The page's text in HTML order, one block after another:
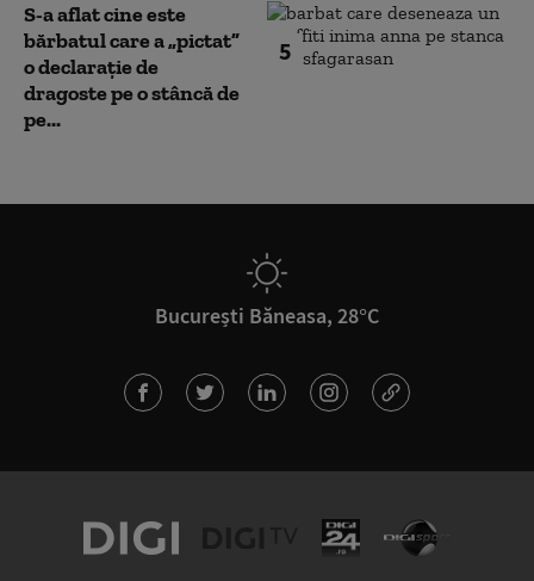
5
S-a aflat cine este
bărbatul care a „pictat”
o declarație de
dragoste pe o stâncă de
pe...
București Băneasa, 28°C